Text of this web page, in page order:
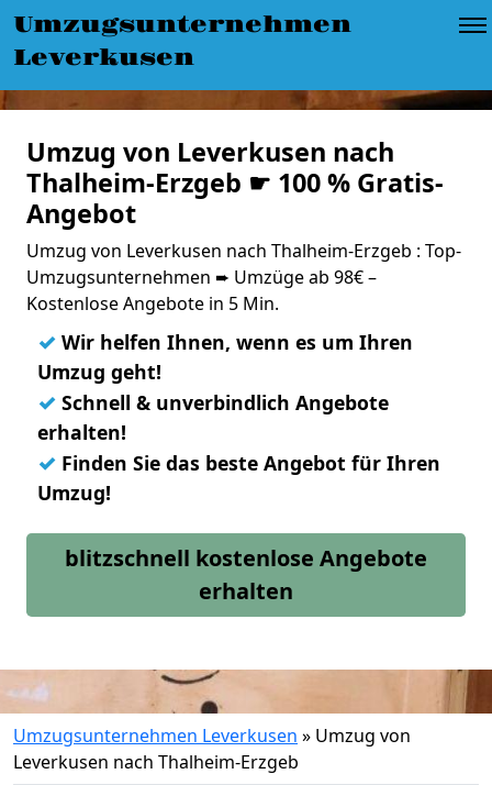
Umzugsunternehmen
Leverkusen
Umzug von Leverkusen nach
Thalheim-Erzgeb ☛ 100 % Gratis-
Angebot
Umzug von Leverkusen nach Thalheim-Erzgeb : Top-
Umzugsunternehmen ➨ Umzüge ab 98€ –
Kostenlose Angebote in 5 Min.
✓ Wir helfen Ihnen, wenn es um Ihren
Umzug geht!
✓ Schnell & unverbindlich Angebote
erhalten!
✓ Finden Sie das beste Angebot für Ihren
Umzug!
blitzschnell kostenlose Angebote
erhalten
Umzugsunternehmen Leverkusen » Umzug von
Leverkusen nach Thalheim-Erzgeb